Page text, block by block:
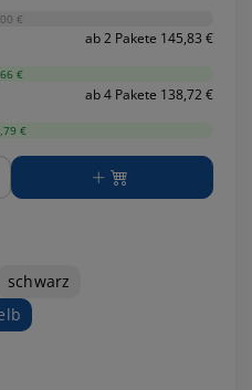
€
ab 2 Pakete 145,83 €
€
ab 4 Pakete 138,72 €
€
schwarz